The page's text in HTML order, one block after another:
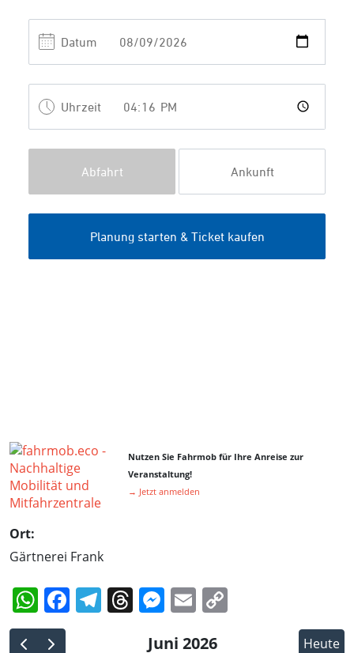
Nutzen Sie Fahrmob für Ihre Anreise zur
Veranstaltung!
→ Jetzt anmelden
Ort:
Gärtnerei Frank
WhatsApp
Facebook
Telegram
Threads
Messenger
Email
Juni 2026 Heute